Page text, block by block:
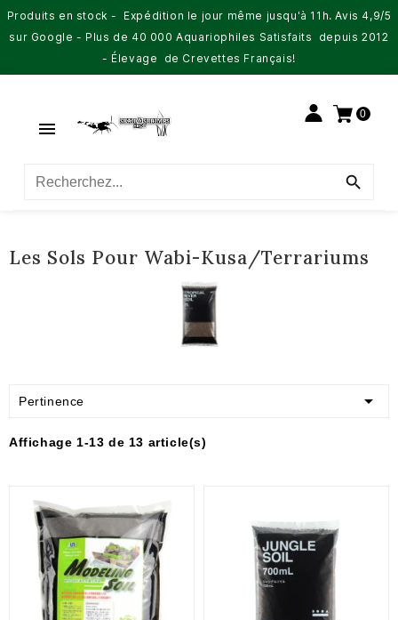
Produits en stock - Expédition le jour même jusqu'à 11h. Avis 4,9/5
sur Google - Plus de 40 000 Aquariophiles Satisfaits depuis 2012
- Élevage de Crevettes Français!

0

Les Sols Pour Wabi-Kusa/Terrariums
Pertinence 
Affichage 1-13 de 13 article(s)